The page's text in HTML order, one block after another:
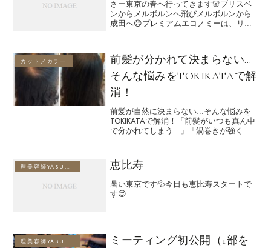
さー東京の春へ行ってきます🌸ブリスベ
ンからメルボルンへ飛びメルボルンから
成田へ😊プレミアムエコノミーは、リー
ぱい👍窓側の座席を取っていたのですが
(写真を撮るため)隣...
カット／カラー
前髪が分かれて決まらない…
そんな悩みをTOKIKATAで解
消！
前髪が自然に決まらない…そんな悩みを
TOKIKATAで解消！「前髪がいつも真ん中
で分かれてしまう…」「渦巻きが強く
いかと思います。前髪や頭頂部の分け目
の癖は、多くの方にとっ...
恵比寿
暑い東京です💦今日も恵比寿スタートで
す😊
理美容師YASUのブログ
ミーティング初公開（1部を